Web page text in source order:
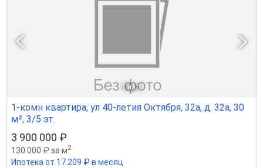
1 из 1
1-комн квартира, ул 40-летия Октября, 32а, д. 32а, 30
м², 3/5 эт.
3 900 000 ₽
130 000 ₽ за м2
Ипотека от 17 209 ₽ в месяц